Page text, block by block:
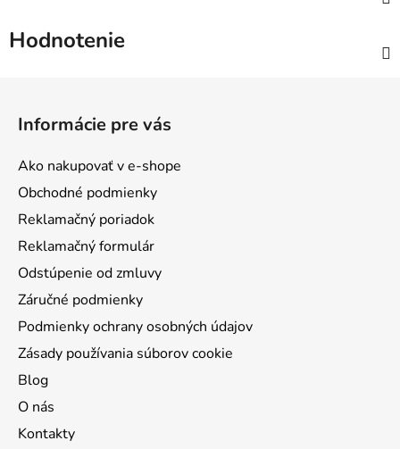
Hodnotenie
Informácie pre vás
Ako nakupovať v e-shope
Obchodné podmienky
Reklamačný poriadok
Reklamačný formulár
Odstúpenie od zmluvy
Záručné podmienky
Podmienky ochrany osobných údajov
Zásady používania súborov cookie
Blog
O nás
Kontakty